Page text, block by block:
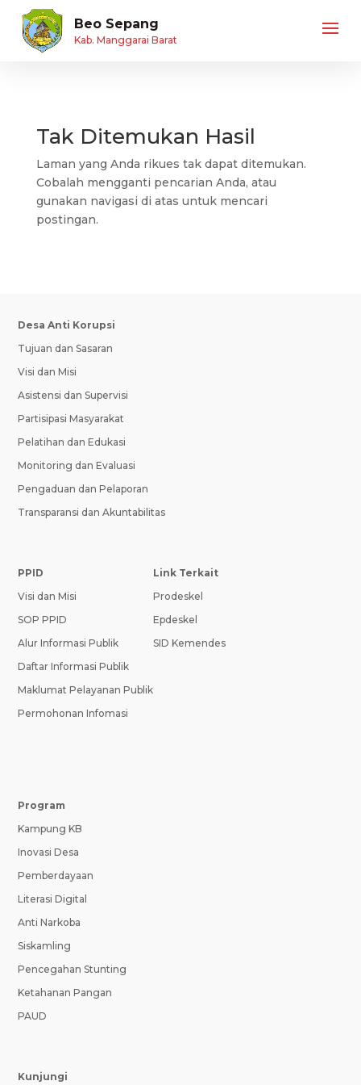
Beo Sepang
Kab. Manggarai Barat
Tak Ditemukan Hasil
Laman yang Anda rikues tak dapat ditemukan.
Cobalah mengganti pencarian Anda, atau
gunakan navigasi di atas untuk mencari
postingan.
Desa Anti Korupsi
Tujuan dan Sasaran
Visi dan Misi
Asistensi dan Supervisi
Partisipasi Masyarakat
Pelatihan dan Edukasi
Monitoring dan Evaluasi
Pengaduan dan Pelaporan
Transparansi dan Akuntabilitas
PPID
Visi dan Misi
SOP PPID
Alur Informasi Publik
Daftar Informasi Publik
Maklumat Pelayanan Publik
Permohonan Infomasi
Link Terkait
Prodeskel
Epdeskel
SID Kemendes
Program
Kampung KB
Inovasi Desa
Pemberdayaan
Literasi Digital
Anti Narkoba
Siskamling
Pencegahan Stunting
Ketahanan Pangan
PAUD
Kunjungi